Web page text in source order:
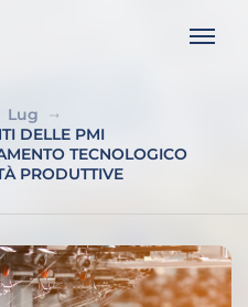
Lug
DELLE PMI
TECNOLOGICO
PRODUTTIVE